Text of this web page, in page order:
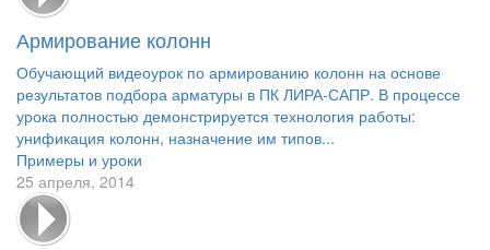
Армирование колонн
Обучающий видеоурок по армированию колонн на основе
результатов подбора арматуры в ПК ЛИРА-САПР. В процессе
урока полностью демонстрируется технология работы:
унификация колонн, назначение им типов...
Примеры и уроки
25 апреля, 2014